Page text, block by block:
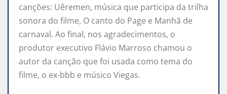
canções: Uêremen, música que participa da trilha
sonora do filme, O canto do Page e Manhã de
carnaval. Ao final, nos agradecimentos, o
produtor executivo Flávio Marroso chamou o
autor da canção que foi usada como tema do
filme, o ex-bbb e músico Viegas.